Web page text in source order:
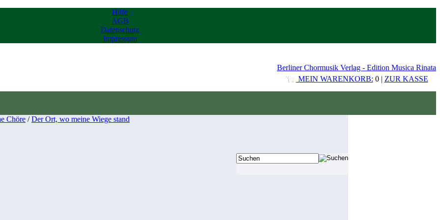
Hilfe
AGB
Datenschutz
Impressum
Berliner Chormusik Verlag - Edition Musica Rinata
MEIN WARENKORB: 0 | ZUR KASSE
Chöre /Der Ort, wo meine Wiege stand